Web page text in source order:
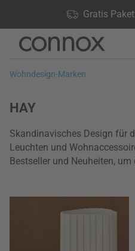
Gratis
lagernd, 60 Tage Rückgaberecht
Direkt
Seiteninhalt
Direkt
Suchfeld
Wohndesign-Marken
HAY
Skandinavisches Design für
Leuchten und
Bestseller und Neuheiten,